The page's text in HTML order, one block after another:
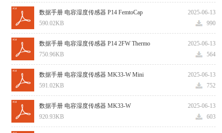
2025-06-13
数据手册 电容湿度传感器 P14 FemtoCap
990
590.02KB
2025-06-13
数据手册 电容湿度传感器 P14 2FW Thermo
564
750.96KB
2025-06-13
数据手册 电容湿度传感器 MK33-W Mini
752
591.02KB
2025-06-13
数据手册 电容湿度传感器 MK33-W
603
920.93KB